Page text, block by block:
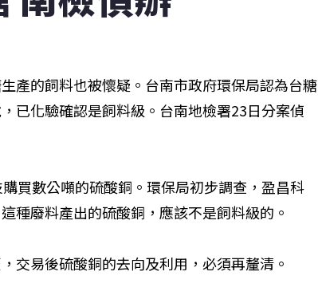
產的飼料也被懷疑。台南市政府環保局認為台糖
已化驗確認是飼料級。台南地檢署23日分案偵
買數公噸的硫酸銅。環保局初步調查，盈昌科
種廢料產出的硫酸銅，應該不是飼料級的。
交易後硫酸銅的去向及利用，必須再釐清。